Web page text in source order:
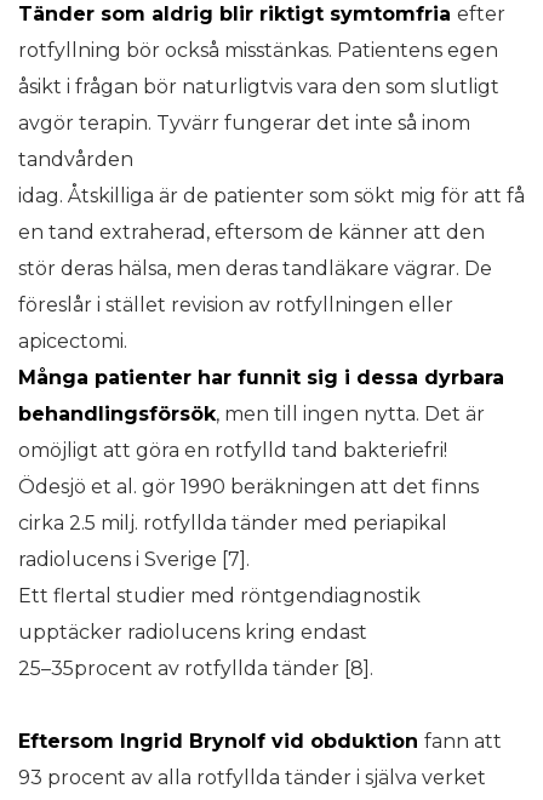
Tänder som aldrig blir riktigt symtomfria efter
rotfyllning bör också misstänkas. Patientens egen
åsikt i frågan bör naturligtvis vara den som slutligt
avgör terapin. Tyvärr fungerar det inte så inom
tandvården
idag. Åtskilliga är de patienter som sökt mig för att få
en tand extraherad, eftersom de känner att den
stör deras hälsa, men deras tandläkare vägrar. De
föreslår i stället revision av rotfyllningen eller
apicectomi.
Många patienter har funnit sig i dessa dyrbara
behandlingsförsök, men till ingen nytta. Det är
omöjligt att göra en rotfylld tand bakteriefri!
Ödesjö et al. gör 1990 beräkningen att det finns
cirka 2.5 milj. rotfyllda tänder med periapikal
radiolucens i Sverige [7].
Ett flertal studier med röntgendiagnostik
upptäcker radiolucens kring endast
25–35procent av rotfyllda tänder [8].
Eftersom Ingrid Brynolf vid obduktion fann att
93 procent av alla rotfyllda tänder i själva verket